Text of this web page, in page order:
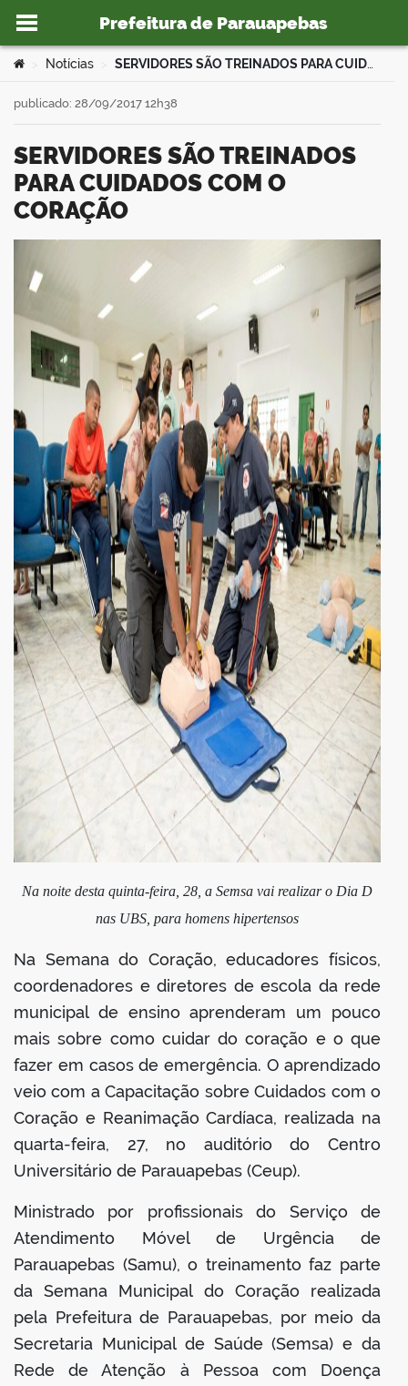
Ir para o conteúdo
Prefeitura de Parauapebas
portal
Você está aqui:
Notícias SERVIDORES SÃO TREINADOS PARA CUIDADOS COM O CORAÇÃO
SERVIDORES SÃO TREINADOS
PARA CUIDADOS COM O
CORAÇÃO
publicado: 28/09/2017 12h38
Na noite desta quinta-feira, 28, a Semsa vai realizar o Dia D
nas UBS, para homens hipertensos
Na Semana do Coração, educadores físicos,
coordenadores e diretores de escola da rede
municipal de ensino aprenderam um pouco
mais sobre como cuidar do coração e o que
fazer em casos de emergência. O aprendizado
veio com a Capacitação sobre Cuidados com o
Coração e Reanimação Cardíaca, realizada na
quarta-feira, 27, no auditório do Centro
Universitário de Parauapebas (Ceup).
Ministrado por profissionais do Serviço de
Atendimento Móvel de Urgência de
Parauapebas (Samu), o treinamento faz parte
da Semana Municipal do Coração realizada
pela Prefeitura de Parauapebas, por meio da
Secretaria Municipal de Saúde (Semsa) e da
Rede de Atenção à Pessoa com Doença